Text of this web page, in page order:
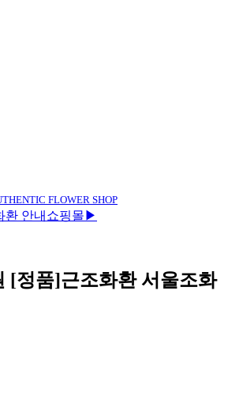
FLOWER SHOP
환 안내 쇼핑몰▶
[정품]근조화환 서울조화